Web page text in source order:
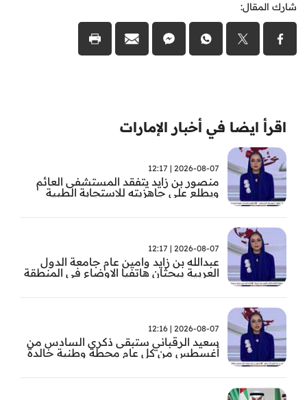
شارك المقال:
اقرأ ايضا في أخبار الإمارات
2026-08-07 | 12:17
منصور بن زايد يتفقد المستشفى العائم
ويطلع على جاهزيته للاستجابة الطبية
2026-08-07 | 12:17
عبدالله بن زايد وامين عام جامعة الدول
العربية يبحثان هاتفيا الاوضاع في المنطقة
2026-08-07 | 12:16
سعيد الرقباني ستبقى ذكرى السادس من
أغسطس من كل عام محطة وطنية خالدة
الوالد المؤسس